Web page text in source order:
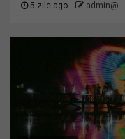
5 zile ago admin@